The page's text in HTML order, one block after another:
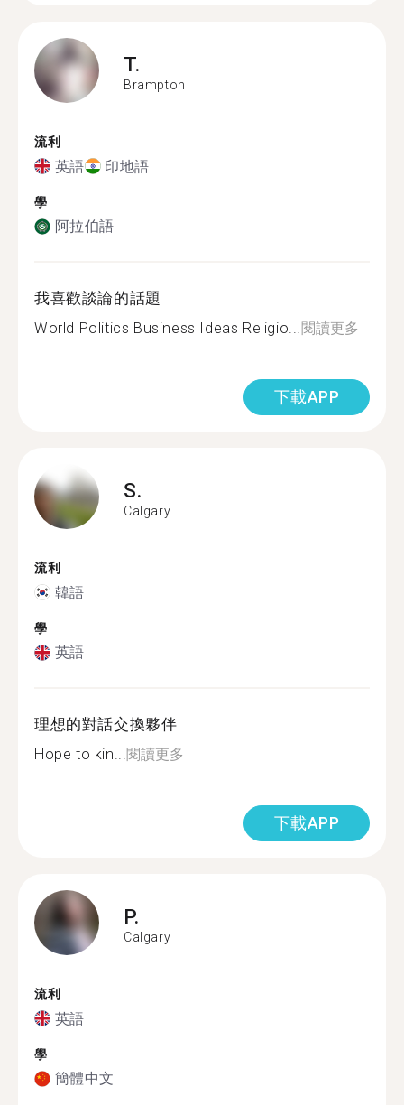
T.
Brampton
流利
英語 印地語
學
阿拉伯語
我喜歡談論的話題
World Politics Business Ideas Religio...閱讀更多
下載APP
S.
Calgary
流利
韓語
學
英語
理想的對話交換夥伴
Hope to kin...閱讀更多
下載APP
P.
Calgary
流利
英語
學
簡體中文